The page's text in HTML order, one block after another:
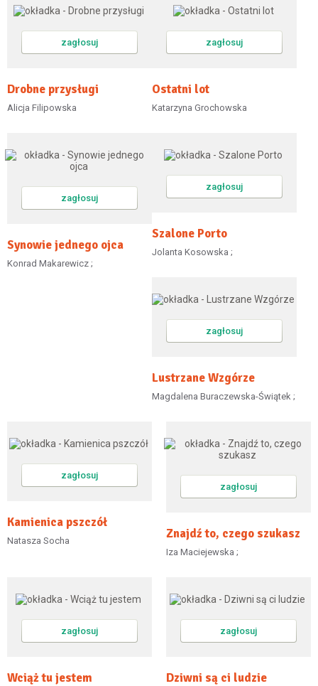
zagłosuj
Drobne przysługi
Alicja Filipowska
zagłosuj
Ostatni lot
Katarzyna Grochowska
zagłosuj
Synowie jednego ojca
Konrad Makarewicz ;
zagłosuj
Szalone Porto
Jolanta Kosowska ;
zagłosuj
Lustrzane Wzgórze
Magdalena Buraczewska-Świątek ;
zagłosuj
Kamienica pszczół
Natasza Socha
zagłosuj
Znajdź to, czego szukasz
Iza Maciejewska ;
zagłosuj
Wciąż tu jestem
zagłosuj
Dziwni są ci ludzie